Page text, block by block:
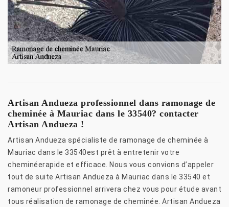
Artisan Andueza professionnel dans ramonage de
cheminée à Mauriac dans le 33540? contacter
Artisan Andueza !
Artisan Andueza spécialiste de ramonage de cheminée à
Mauriac dans le 33540est prêt à entretenir votre
cheminéerapide et efficace. Nous vous convions d’appeler
tout de suite Artisan Andueza à Mauriac dans le 33540 et
ramoneur professionnel arrivera chez vous pour étude avant
tous réalisation de ramonage de cheminée. Artisan Andueza